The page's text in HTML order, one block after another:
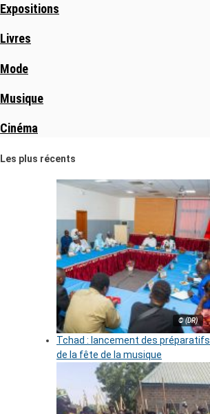
Expositions
Livres
Mode
Musique
Cinéma
Les plus récents
© (DR)
Tchad : lancement des préparatifs
de la fête de la musique